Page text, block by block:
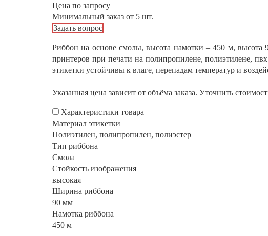
Цена по запросу
Минимальный заказ от 5 шт.
Задать вопрос
Риббон на основе смолы, высота намотки – 450 м,
принтеров при печати на полипропилене, полиэтилене,
этикетки устойчивы к влаге, перепадам температур и
Указанная цена зависит от объёма заказа. Уточнить
Характеристики товара
Материал этикетки
Полиэтилен, полипропилен, полиэстер
Тип риббона
Смола
Стойкость изображения
высокая
Ширина риббона
90 мм
Намотка риббона
450 м